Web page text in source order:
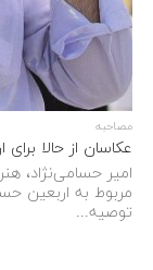
مصاحبه
عکاسان از حالا
امیر حسامی‌نژاد،
مربوط به اربعین
توصیه...